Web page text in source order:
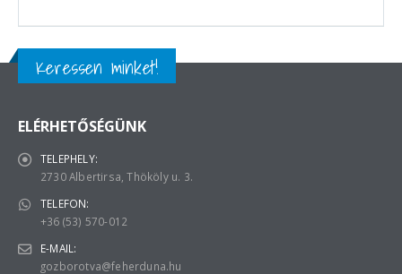
Keressen minket!
ELÉRHETŐSÉGÜNK
TELEPHELY:
2730 Albertirsa, Thököly u. 3.
TELEFON:
+36 (53) 570-012
E-MAIL:
gozborotva@feherduna.hu